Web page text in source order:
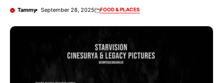
Tammy September 28, 2025 FOOD & PLACES